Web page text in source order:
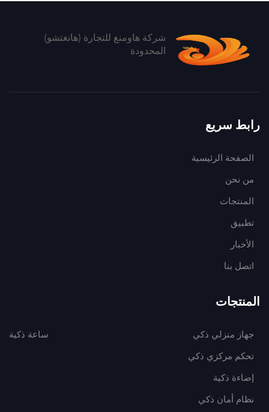
شركة هاومنغ للتجارة (هانغتشو)
المحدودة
رابط سريع
الصفحة الرئيسية
من نحن
المنتجات
تطبيق
الأخبار
اتصل بنا
المنتجات
جهاز منزلي ذكي
تحكم مركزي ذكي
إضاءة ذكية
نظام أمان ذكي
ساعة ذكية